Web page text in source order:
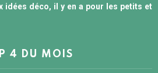
idées déco, il y en a pour les petits et
4 DU MOIS